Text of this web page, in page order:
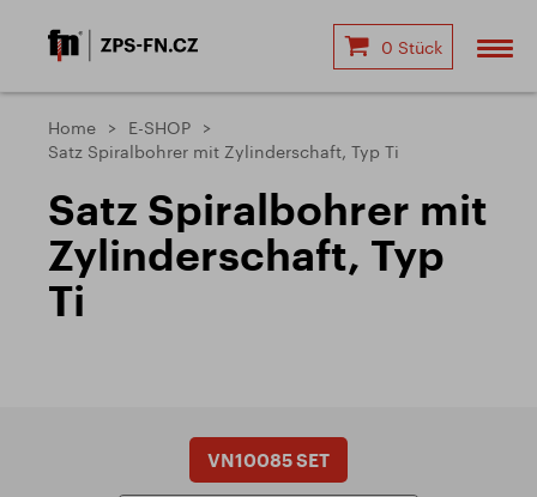
0 Stück
Home
E-SHOP
Satz Spiralbohrer mit Zylinderschaft, Typ Ti
Satz Spiralbohrer mit
Zylinderschaft, Typ
Ti
VN10085 SET